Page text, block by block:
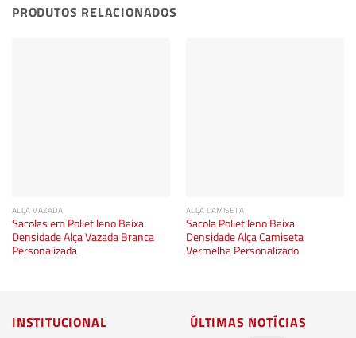
PRODUTOS RELACIONADOS
ALÇA VAZADA
Sacolas em Polietileno Baixa
Densidade Alça Vazada Branca
Personalizada
ALÇA CAMISETA
Sacola Polietileno Baixa
Densidade Alça Camiseta
Vermelha Personalizado
INSTITUCIONAL
ÚLTIMAS NOTÍCIAS